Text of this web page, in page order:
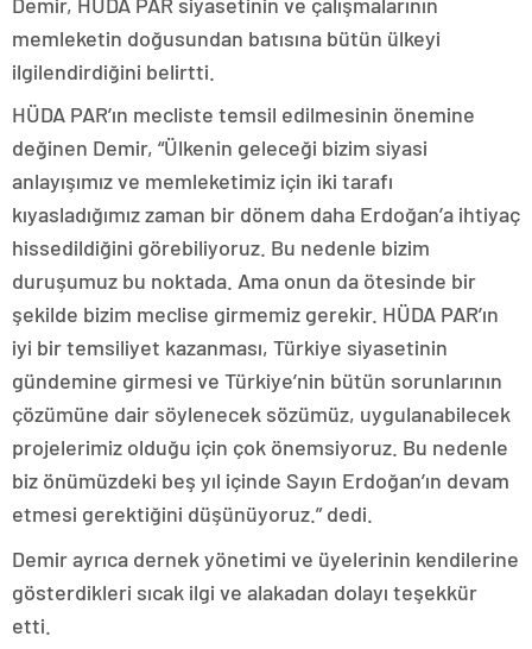
memleketin doğusundan batısına bütün ülkeyi
ilgilendirdiğini belirtti.
HÜDA PAR’ın mecliste temsil edilmesinin önemine
değinen Demir, “Ülkenin geleceği bizim siyasi
anlayışımız ve memleketimiz için iki tarafı
kıyasladığımız zaman bir dönem daha Erdoğan’a ihtiyaç
hissedildiğini görebiliyoruz. Bu nedenle bizim
duruşumuz bu noktada. Ama onun da ötesinde bir
şekilde bizim meclise girmemiz gerekir. HÜDA PAR’ın
iyi bir temsiliyet kazanması, Türkiye siyasetinin
gündemine girmesi ve Türkiye’nin bütün sorunlarının
çözümüne dair söylenecek sözümüz, uygulanabilecek
projelerimiz olduğu için çok önemsiyoruz. Bu nedenle
biz önümüzdeki beş yıl içinde Sayın Erdoğan’ın devam
etmesi gerektiğini düşünüyoruz.” dedi.
Demir ayrıca dernek yönetimi ve üyelerinin kendilerine
gösterdikleri sıcak ilgi ve alakadan dolayı teşekkür
etti.